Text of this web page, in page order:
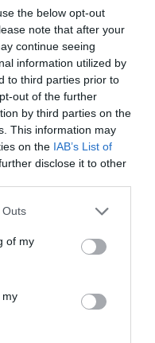
the below opt-out
note that after your
continue seeing
information utilized by
to third parties prior to
out of the further
by third parties on the
This information may
on the IAB’s List of
disclose it to other
Outs
of my
my
różnić się w zależności od